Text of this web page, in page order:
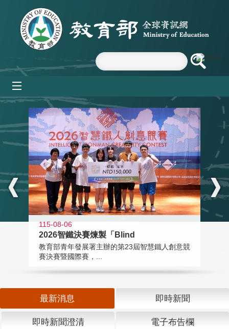
跳到主要內容區塊
:::
115-08-06
2026智鐵決賽煉製「Blind
教育部青年發展署主辦的第23屆智慧鐵人創意競
賽決賽暨國際賽，...
最新消息 即時新聞
即時新聞澄清 電子布告欄